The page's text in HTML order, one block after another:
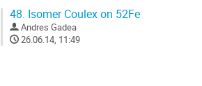
48. Isomer Coulex on 52Fe
Andres Gadea
26.06.14, 11:49